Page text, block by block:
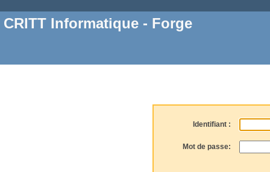
CRITT Informatique - Forge
Identifiant :
Mot de passe: